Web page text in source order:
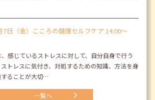
7日（金）こころの健康セルフケア 14:00～
、感じているストレスに対して、自分自身で行う
トレスに気付き、対処するための知識、方法を身
することが大切…
一覧へ